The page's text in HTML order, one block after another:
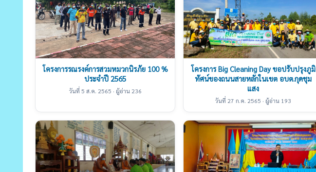
โครงการรณรงค์การสวมหมวกนิรภัย 100 %
ประจำปี 2565
วันที่ 5 ส.ค. 2565 · ผู้อ่าน 236
โครงการ Big Cleaning Day ขอปรับปรุงภูมิ
ทัศน์ของถนนสายหลักในเขต อบต.กุดชุม
แสง
วันที่ 27 ก.ค. 2565 · ผู้อ่าน 193